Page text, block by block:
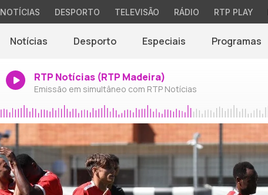
NOTÍCIAS DESPORTO TELEVISÃO RÁDIO RTP PLAY
Notícias Desporto Especiais Programas
RTP Notícias (RTP Madeira)
Emissão em simultâneo com RTP Notícias